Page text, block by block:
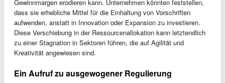
Gewinnmargen erodieren kann. Unternehmen könnten feststellen,
dass sie erhebliche Mittel für die Einhaltung von Vorschriften
aufwenden, anstatt in Innovation oder Expansion zu investieren.
Diese Verschiebung in der Ressourcenallokation kann letztendlich
zu einer Stagnation in Sektoren führen, die auf Agilität und
Kreativität angewiesen sind.
Ein Aufruf zu ausgewogener Regulierung